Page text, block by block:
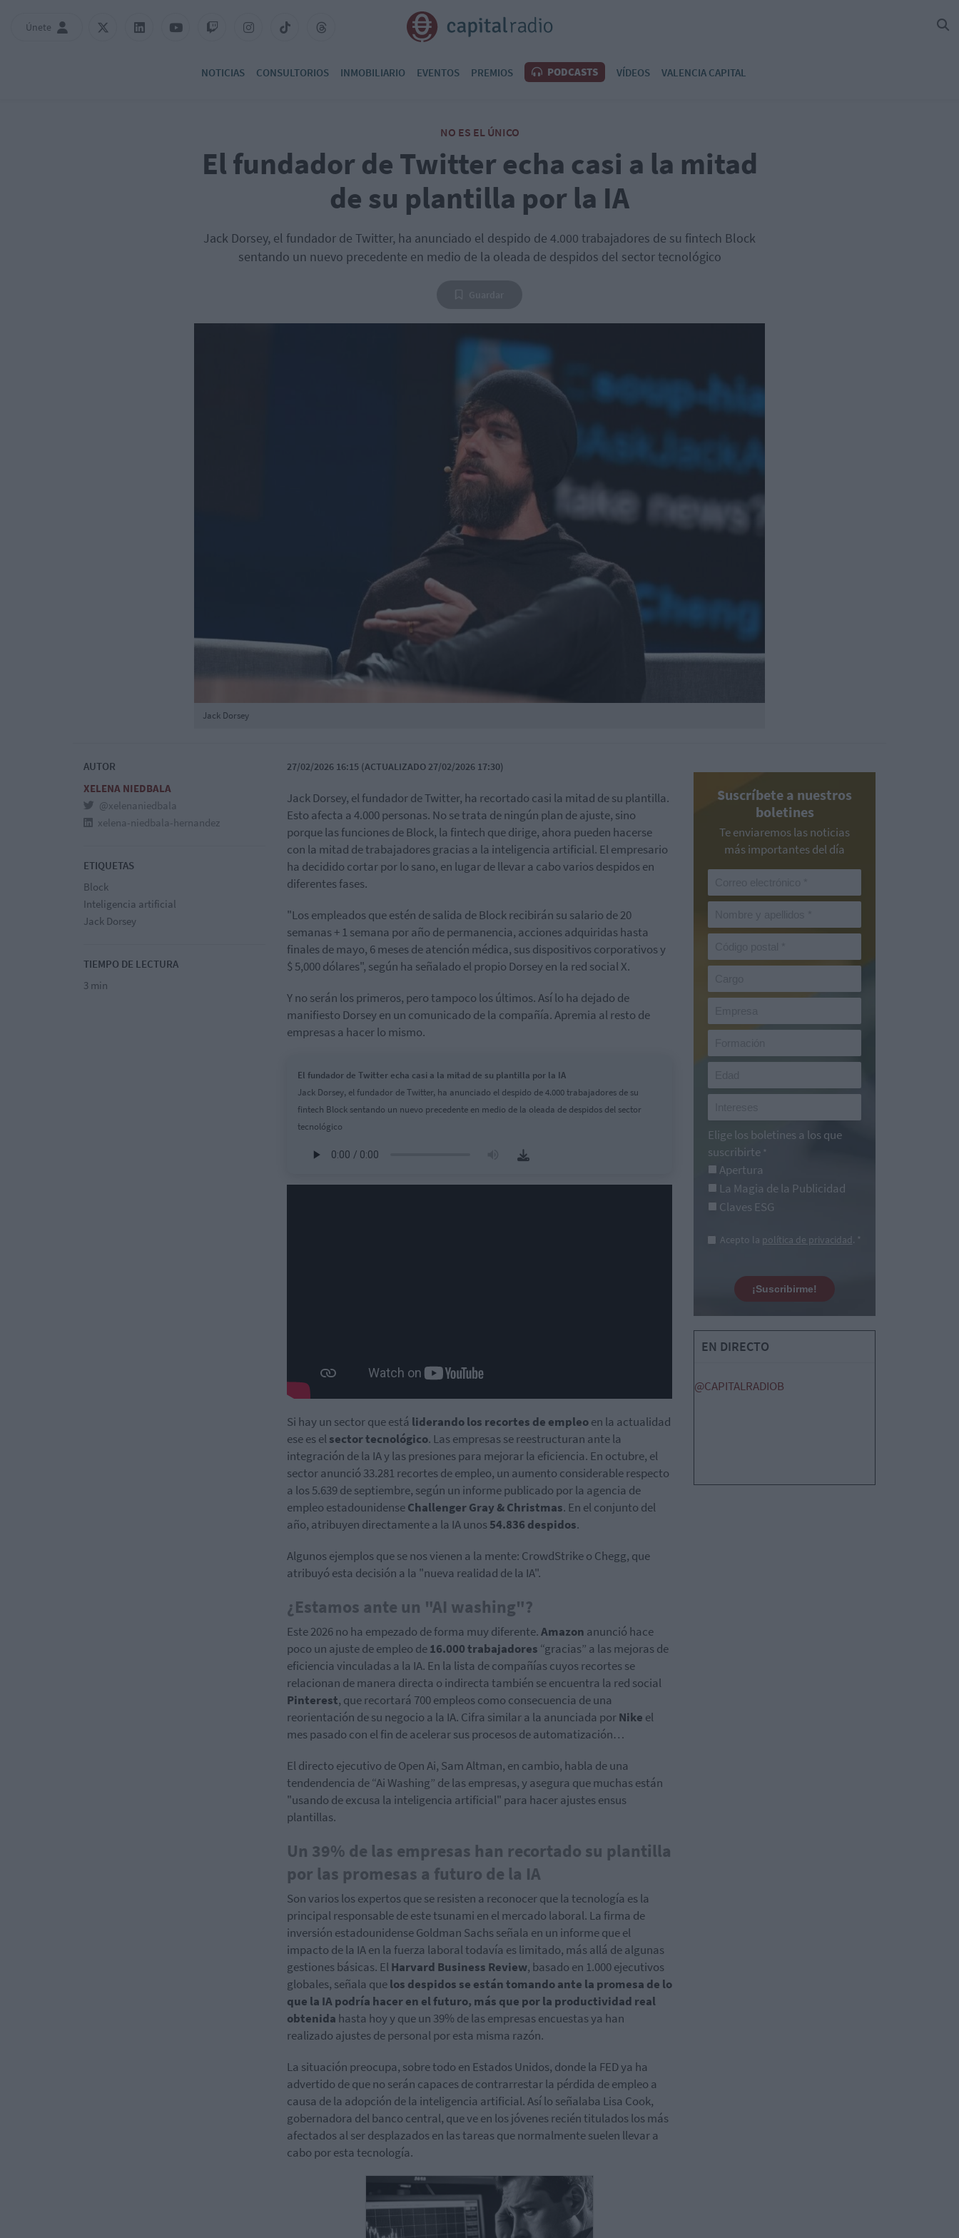
Únete
NOTICIAS CONSULTORIOS INMOBILIARIO EVENTOS PREMIOS PODCASTS VÍDEOS VALENCIA CAPITAL
NO ES EL ÚNICO
El fundador de Twitter echa casi a la mitad
de su plantilla por la IA
Jack Dorsey, el fundador de Twitter, ha anunciado el despido de 4.000 trabajadores de su fintech Block
sentando un nuevo precedente en medio de la oleada de despidos del sector tecnológico
Jack Dorsey
AUTOR
XELENA NIEDBALA
@xelenaniedbala
xelena-niedbala-hernandez
ETIQUETAS
Block
Inteligencia artificial
Jack Dorsey
TIEMPO DE LECTURA
3 min
27/02/2026 16:15 (ACTUALIZADO 27/02/2026 17:30)
Jack Dorsey, el fundador de Twitter, ha recortado casi la mitad de su plantilla.
Esto afecta a 4.000 personas. No se trata de ningún plan de ajuste, sino
porque las funciones de Block, la fintech que dirige, ahora pueden hacerse
con la mitad de trabajadores gracias a la inteligencia artificial. El empresario
ha decidido cortar por lo sano, en lugar de llevar a cabo varios despidos en
diferentes fases.
"Los empleados que estén de salida de Block recibirán su salario de 20
semanas + 1 semana por año de permanencia, acciones adquiridas hasta
finales de mayo, 6 meses de atención médica, sus dispositivos corporativos y
$ 5,000 dólares", según ha señalado el propio Dorsey en la red social X.
Y no serán los primeros, pero tampoco los últimos. Así lo ha dejado de
manifiesto Dorsey en un comunicado de la compañía. Apremia al resto de
empresas a hacer lo mismo.
El fundador de Twitter echa casi a la mitad de su plantilla por la IA
Jack Dorsey, el fundador de Twitter, ha anunciado el despido de 4.000 trabajadores de su
fintech Block sentando un nuevo precedente en medio de la oleada de despidos del sector
tecnológico
Si hay un sector que está liderando los recortes de empleoen la actualidad
ese es elsector tecnológico. Las empresas se reestructuran ante la
integración de la IA y las presiones para mejorar la eficiencia. En octubre, el
sector anunció 33.281 recortes de empleo, un aumento considerable respecto
a los 5.639 de septiembre, según un informe publicado por la agencia de
empleo estadounidenseChallenger Gray & Christmas. En el conjunto del
año, atribuyen directamente a la IA unos54.836 despidos.
Algunos ejemplos que se nos vienen a la mente: CrowdStrike o Chegg, que
atribuyó esta decisión a la "nueva realidad de la IA".
¿Estamos ante un "AI washing"?
Este 2026 no ha empezado de forma muy diferente.Amazon anunció hace
poco un ajuste de empleo de16.000 trabajadores “gracias” a las mejoras de
eficiencia vinculadas a la IA. En la lista de compañías cuyos recortes se
relacionan de manera directa o indirecta también se encuentra la red social
Pinterest, que recortará 700 empleos como consecuencia de una
reorientación de su negocio a la IA. Cifra similar a la anunciada porNike el
mes pasado con el fin de acelerar sus procesos de automatización…
El directo ejecutivo de Open Ai, Sam Altman, en cambio, habla de una
tendendencia de “Ai Washing” de las empresas, y asegura que muchas están
"usando de excusa la inteligencia artificial" para hacer ajustes ensus
plantillas.
Un 39% de las empresas han recortado su plantilla
por las promesas a futuro de la IA
Son varios los expertos que se resisten a reconocer que la tecnología es la
principal responsable de este tsunami en el mercado laboral. La firma de
inversión estadounidense Goldman Sachs señala en un informe que el
impacto de la IA en la fuerza laboral todavía es limitado, más allá de algunas
gestiones básicas. ElHarvard Business Review, basado en 1.000 ejecutivos
globales, señala quelos despidos se están tomando ante la promesa de lo
que la IA podría hacer en el futuro, más que por la productividad real
obtenida hasta hoy y que un 39% de las empresas encuestas ya han
realizado ajustes de personal por esta misma razón.
La situación preocupa, sobre todo en Estados Unidos, donde la FED ya ha
advertido de que no serán capaces de contrarrestar la pérdida de empleo a
causa de la adopción de la inteligencia artificial. Así lo señalaba Lisa Cook,
gobernadora del banco central, que ve en los jóvenes recién titulados los más
afectados al ser desplazados en las tareas que normalmente suelen llevar a
cabo por esta tecnología.
Suscríbete a nuestros
boletines
Te enviaremos las noticias
más importantes del día
Elige los boletines a los que
suscribirte *
Apertura
La Magia de la Publicidad
Claves ESG
Acepto la política de privacidad. *
¡Suscribirme!
EN DIRECTO
@CAPITALRADIOB